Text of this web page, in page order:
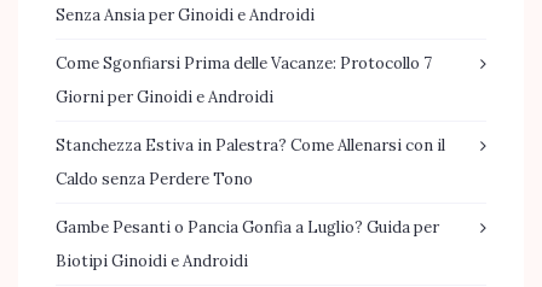
Senza Ansia per Ginoidi e Androidi
Come Sgonfiarsi Prima delle Vacanze: Protocollo 7
Giorni per Ginoidi e Androidi
Stanchezza Estiva in Palestra? Come Allenarsi con il
Caldo senza Perdere Tono
Gambe Pesanti o Pancia Gonfia a Luglio? Guida per
Biotipi Ginoidi e Androidi